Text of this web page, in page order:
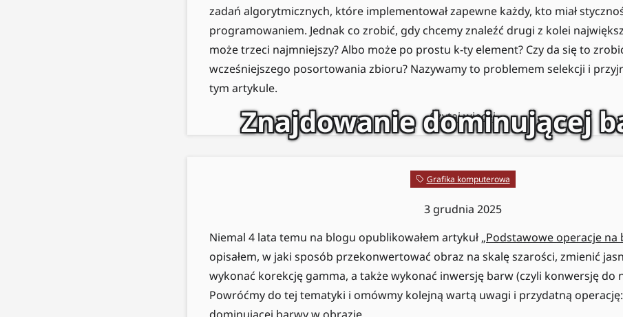
zadań algorytmicznych, które implementował zapewne każdy, kto miał
programowaniem. Jednak co zrobić, gdy chcemy znaleźć drugi z kolei
może trzeci najmniejszy? Albo może po prostu k-ty element? Czy da się to
wcześniejszego posortowania zbioru? Nazywamy to problemem selekcji i
tym artykule.
Czytaj więcej
Znajdowanie dominującej
Grafika komputerowa
3 grudnia 2025
Niemal 4 lata temu na blogu opublikowałem artykuł „Podstawowe operacje na
opisałem, w jaki sposób przekonwertować obraz na skalę szarości, zmienić
wykonać korekcję gamma, a także wykonać inwersję barw (czyli konwersję do
Powróćmy do tej tematyki i omówmy kolejną wartą uwagi i przydatną
dominującej barwy w obrazie.